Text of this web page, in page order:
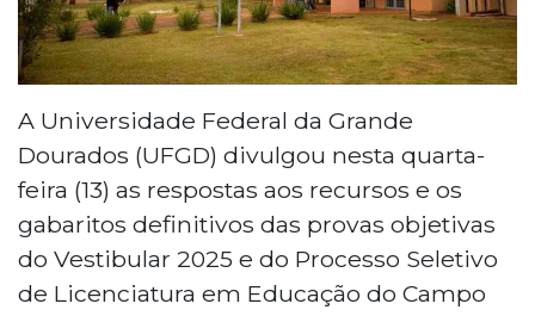
A Universidade Federal da Grande
Dourados (UFGD) divulgou nesta quarta-
feira (13) as respostas aos recursos e os
gabaritos definitivos das provas objetivas
do Vestibular 2025 e do Processo Seletivo
de Licenciatura em Educação do Campo